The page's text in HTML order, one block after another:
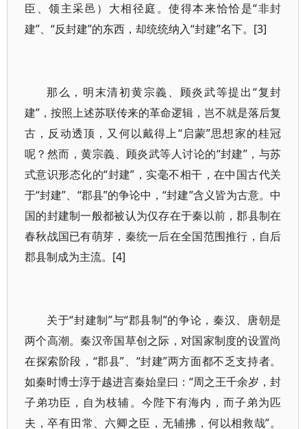
臣、领主采邑）大相径庭。使得本来恰恰是“非封
建”、“反封建”的东西，却统统纳入“封建”名下。[3]
那么，明末清初黄宗義、顾炎武等提出“复封
建”，按照上述苏联传来的革命逻辑，岂不就是落后复
古，反动透顶，又何以戴得上“启蒙”思想家的桂冠
呢？然而，黄宗義、顾炎武等人讨论的“封建”，与苏
式意识形态化的“封建”，实毫不相干，在中国古代关
于“封建”、“郡县”的争论中，“封建”含义皆为古意。中
国的封建制一般都被认为仅存在于秦以前，郡县制在
春秋战国已有萌芽，秦统一后在全国范围推行，自后
郡县制成为主流。[4]
关于“封建制”与“郡县制”的争论，秦汉、唐朝是
两个高潮。秦汉帝国草创之际，对国家制度的设置尚
在探索阶段，“郡县”、“封建”两方面都不乏支持者。
如秦时博士淳于越进言秦始皇曰：“周之王千余岁，封
子弟功臣，自为枝辅。今陛下有海内，而子弟为匹
夫，卒有田常、六卿之臣，无辅拂，何以相救哉”。